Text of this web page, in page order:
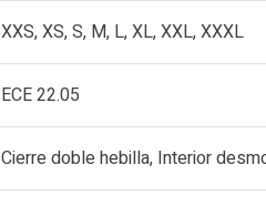
XXS, XS, S, M, L, XL, XXL, XXXL
ECE 22.05
Cierre doble hebilla, Interior